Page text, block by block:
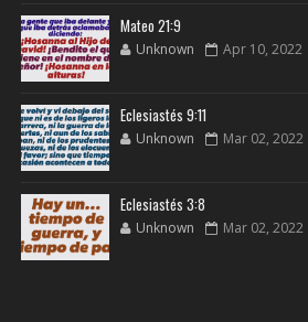
Mateo 21:9
Unknown Apr 10, 2022
Eclesiastés 9:11
Unknown Mar 02, 2022
Eclesiastés 3:8
Unknown Mar 02, 2022